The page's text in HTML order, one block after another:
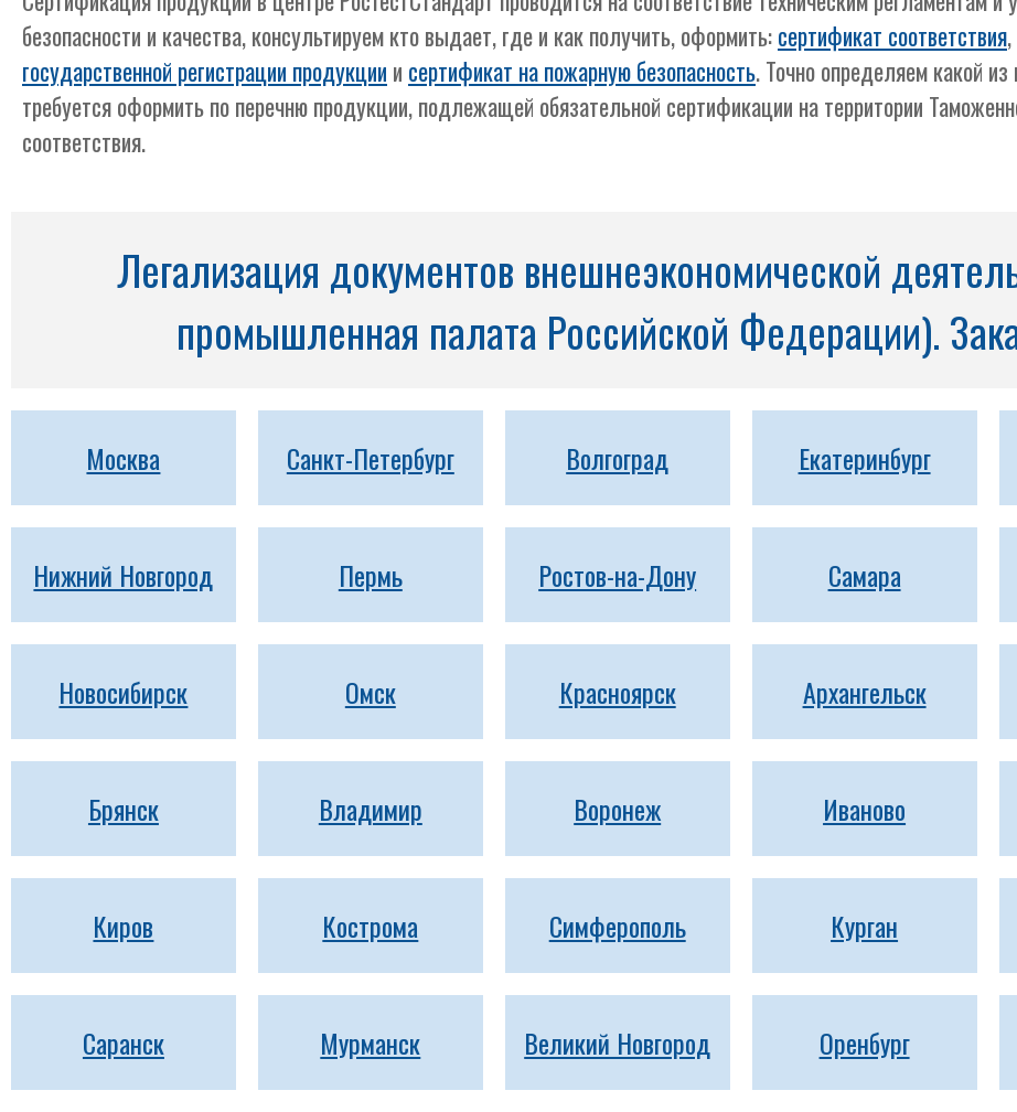
безопасности и качества, консультируем кто выдает, где и как получить, оформить:сертификат соответствия,
государственной регистрации продукции и сертификат на пожарную безопасность. Точно определяем какой
требуется оформить по перечню продукции, подлежащей обязательной сертификации на территории
соответствия.
Легализация документов внешнеэкономической
промышленная палата Российской Федерации).
Москва Санкт-Петербург Волгоград Екатеринбург
Нижний Новгород Пермь Ростов-на-Дону Самара
Новосибирск Омск Красноярск Архангельск
Брянск Владимир Воронеж Иваново
Киров Кострома Симферополь Курган
Саранск Мурманск Великий Новгород Оренбург